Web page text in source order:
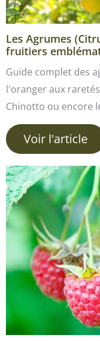
Les Agrumes
fruitiers
Guide complet des
l'oranger aux
Chinotto ou encore
Voir l'article